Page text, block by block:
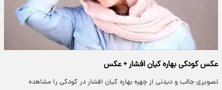
عکس کودکی بهاره کیان افشار + عکس
تصویری جالب و دیدنی از چهره بهاره کیان افشار در کودکی را مشاهده